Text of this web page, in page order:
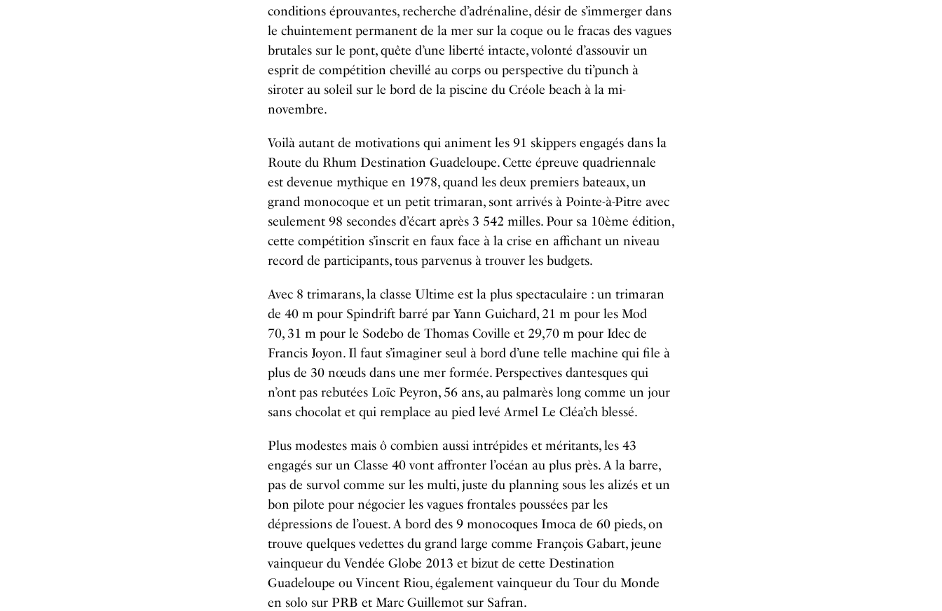
conditions éprouvantes, recherche d’adrénaline, désir de s’immerger dans
le chuintement permanent de la mer sur la coque ou le fracas des vagues
brutales sur le pont, quête d’une liberté intacte, volonté d’assouvir un
esprit de compétition chevillé au corps ou perspective du ti’punch à
siroter au soleil sur le bord de la piscine du Créole beach à la mi-
novembre.
Voilà autant de motivations qui animent les 91 skippers engagés dans la
Route du Rhum Destination Guadeloupe. Cette épreuve quadriennale
est devenue mythique en 1978, quand les deux premiers bateaux, un
grand monocoque et un petit trimaran, sont arrivés à Pointe-à-Pitre avec
seulement 98 secondes d’écart après 3 542 milles. Pour sa 10ème édition,
cette compétition s’inscrit en faux face à la crise en affichant un niveau
record de participants, tous parvenus à trouver les budgets.
Avec 8 trimarans, la classe Ultime est la plus spectaculaire : un trimaran
de 40 m pour Spindrift barré par Yann Guichard, 21 m pour les Mod
70, 31 m pour le Sodebo de Thomas Coville et 29,70 m pour Idec de
Francis Joyon. Il faut s’imaginer seul à bord d’une telle machine qui file à
plus de 30 nœuds dans une mer formée. Perspectives dantesques qui
n’ont pas rebutées Loïc Peyron, 56 ans, au palmarès long comme un jour
sans chocolat et qui remplace au pied levé Armel Le Cléa’ch blessé.
Plus modestes mais ô combien aussi intrépides et méritants, les 43
engagés sur un Classe 40 vont affronter l’océan au plus près. A la barre,
pas de survol comme sur les multi, juste du planning sous les alizés et un
bon pilote pour négocier les vagues frontales poussées par les
dépressions de l’ouest. A bord des 9 monocoques Imoca de 60 pieds, on
trouve quelques vedettes du grand large comme François Gabart, jeune
vainqueur du Vendée Globe 2013 et bizut de cette Destination
Guadeloupe ou Vincent Riou, également vainqueur du Tour du Monde
en solo sur PRB et Marc Guillemot sur Safran.